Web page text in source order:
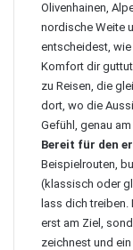
Olivenhainen,
nordische Weite
entscheidest, wie
Komfort dir
zu Reisen, die
dort, wo die
Gefühl, genau
Bereit für den
Beispielrouten,
(klassisch oder
lass dich
erst am Ziel,
zeichnest und